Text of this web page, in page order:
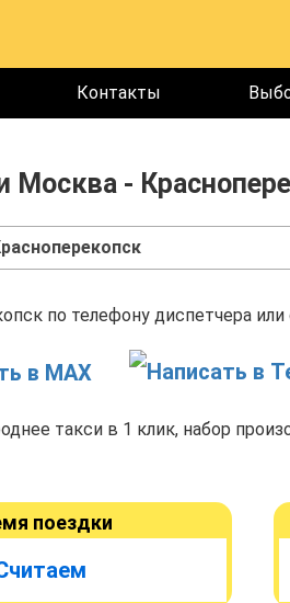
Контакты
Москва -
по телефону диспетчера
в MAX
такси в 1 клик, набор
поездки